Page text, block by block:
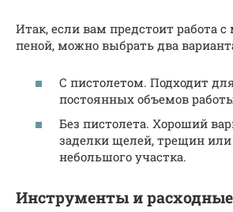
Итак, если вам предстоит работа
пеной, можно выбрать два
С пистолетом. Подходит
постоянных объемов
Без пистолета. Хороший
заделки щелей, трещин
небольшого участка.
Инструменты и